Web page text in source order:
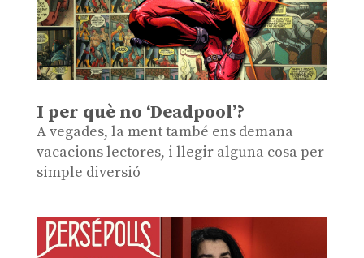
I per què no ‘Deadpool’?
A vegades, la ment també ens demana
vacacions lectores, i llegir alguna cosa per
simple diversió